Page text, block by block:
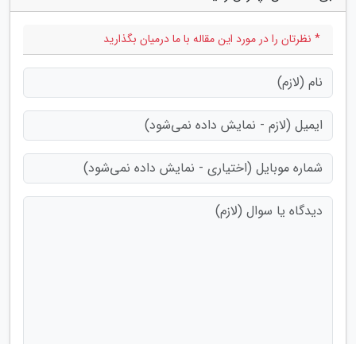
* نظرتان را در مورد این مقاله با ما درمیان بگذارید